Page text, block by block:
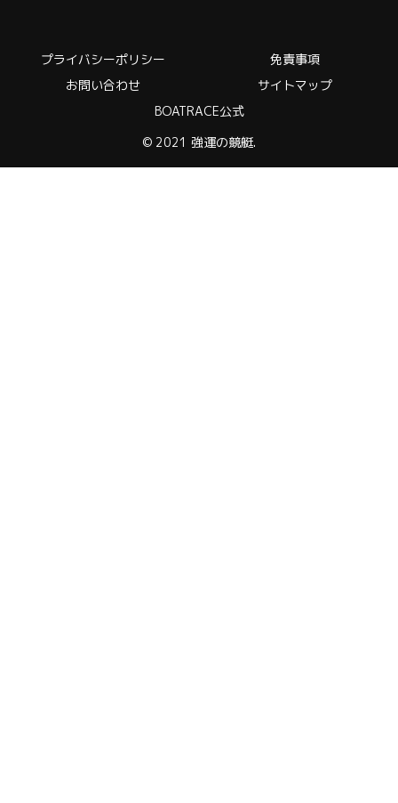
プライバシーポリシー
免責事項
お問い合わせ
サイトマップ
BOATRACE公式
© 2021 強運の競艇.